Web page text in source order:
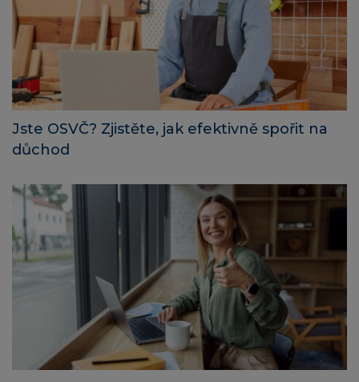
Jste OSVČ? Zjistěte, jak efektivně spořit na
důchod